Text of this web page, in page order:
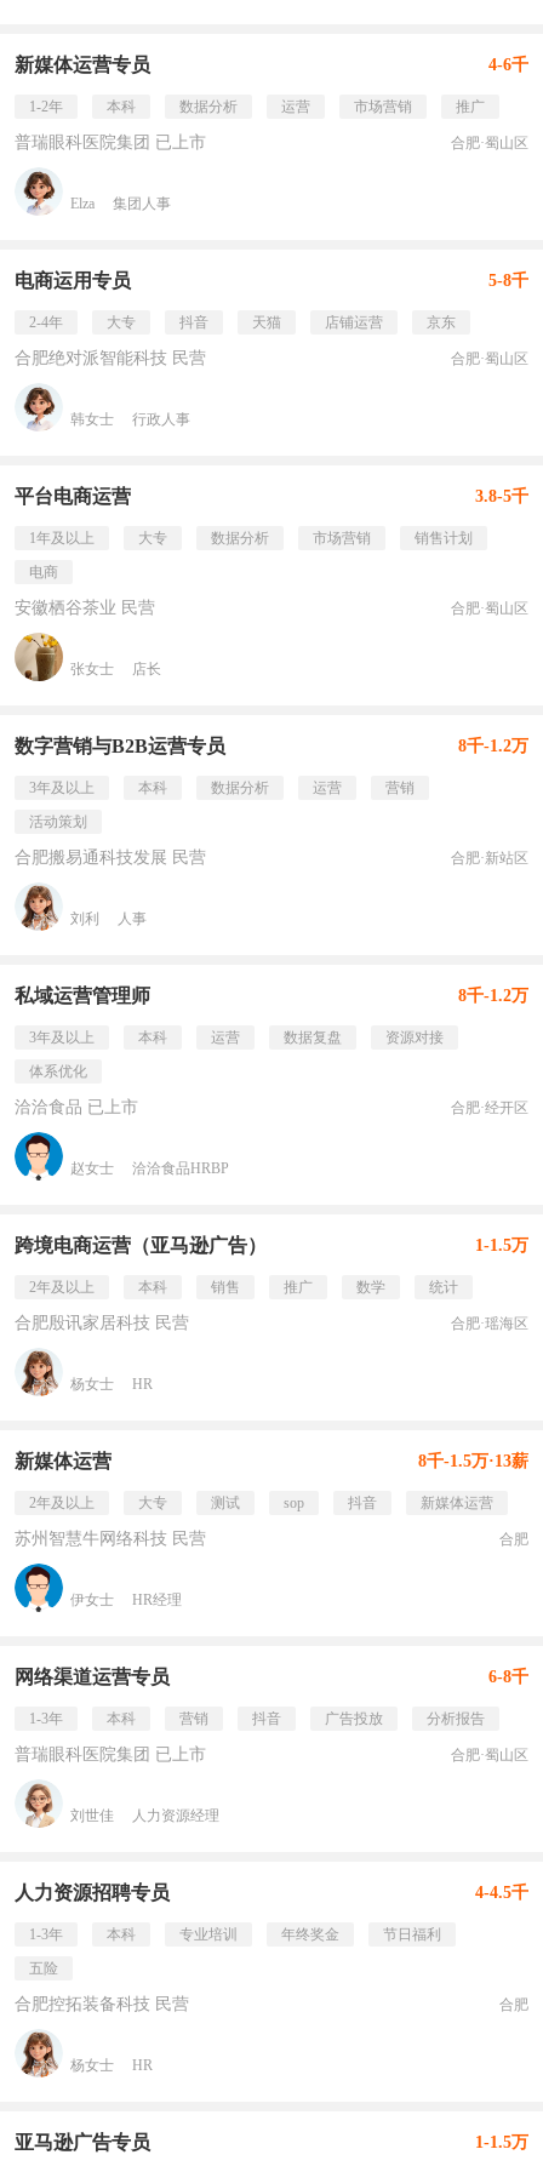
新媒体运营专员 4-6千
1-2年 本科 数据分析 运营 市场营销 推广
普瑞眼科医院集团 已上市 合肥·蜀山区
Elza 集团人事
电商运用专员 5-8千
2-4年 大专 抖音 天猫 店铺运营 京东
合肥绝对派智能科技 民营 合肥·蜀山区
韩女士 行政人事
平台电商运营 3.8-5千
1年及以上 大专 数据分析 市场营销
销售计划
电商
安徽栖谷茶业 民营 合肥·蜀山区
张女士 店长
数字营销与B2B运营专员 8千-1.2万
3年及以上 本科 数据分析 运营
营销
活动策划
合肥搬易通科技发展 民营 合肥·新站区
刘利 人事
私域运营管理师 8千-1.2万
3年及以上 本科 运营 数据复盘
资源对接
体系优化
洽洽食品 已上市 合肥·经开区
赵女士 洽洽食品HRBP
跨境电商运营（亚马逊广告） 1-1.5万
2年及以上 本科 销售 推广 数学 统计
合肥殷讯家居科技 民营 合肥·瑶海区
杨女士 HR
新媒体运营 8千-1.5万·13薪
2年及以上 大专 测试 sop 抖音 新媒体运营
苏州智慧牛网络科技 民营 合肥
伊女士 HR经理
网络渠道运营专员 6-8千
1-3年 本科 营销 抖音 广告投放 分析报告
普瑞眼科医院集团 已上市 合肥·蜀山区
刘世佳 人力资源经理
人力资源招聘专员 4-4.5千
1-3年 本科 专业培训 年终奖金
节日福利
五险
合肥控拓装备科技 民营 合肥
杨女士 HR
亚马逊广告专员 1-1.5万